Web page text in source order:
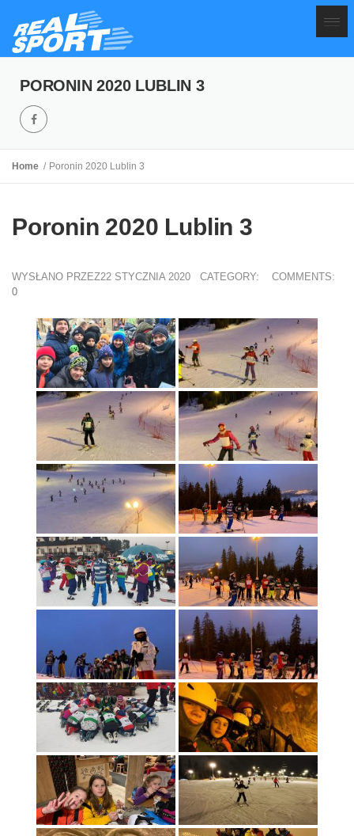
PORONIN 2020 LUBLIN 3
Home Poronin 2020 Lublin 3
Poronin 2020 Lublin 3
WYSŁANO PRZEZ22 STYCZNIA 2020 CATEGORY:
COMMENTS:
0